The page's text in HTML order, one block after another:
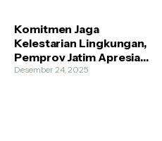
Komitmen Jaga
Kelestarian Lingkungan,
Pemprov Jatim Apresiasi
Ponpes Ra’iyatul Husnan
Desember 24, 2025